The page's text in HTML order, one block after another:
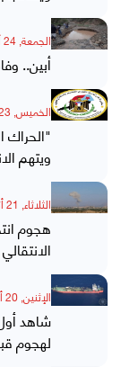
الجمعة, 24 أكتوبر, 2025
أبين..
الخميس, 23 أكتوبر, 2025
"الحراك
ويتهم
الثلاثاء, 21 أكتوبر, 2025
الإثنين, 20 أكتوبر, 2025
شاهد
لهجوم